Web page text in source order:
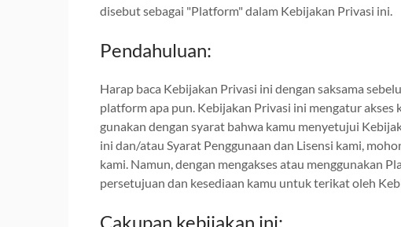
disebut sebagai "Platform" dalam Kebijakan Privasi ini.
Pendahuluan:
Harap baca Kebijakan Privasi ini dengan saksama
platform apa pun. Kebijakan Privasi ini mengatur
gunakan dengan syarat bahwa kamu menyetujui
ini dan/atau Syarat Penggunaan dan Lisensi kami,
kami. Namun, dengan mengakses atau menggunakan
persetujuan dan kesediaan kamu untuk terikat oleh
Cakupan kebijakan ini: